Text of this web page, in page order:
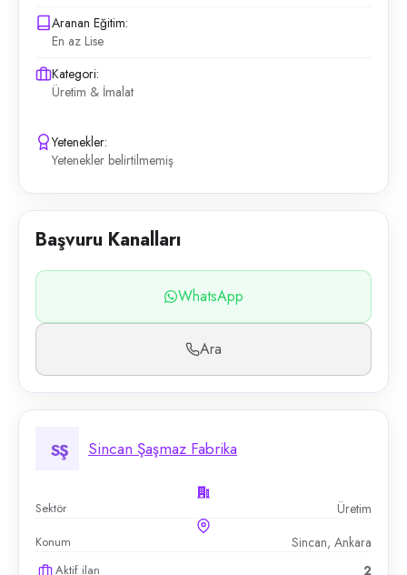
Aranan Eğitim:
En az Lise
Kategori:
Üretim & İmalat
Yetenekler:
Yetenekler belirtilmemiş
Başvuru Kanalları
WhatsApp
Ara
SŞ Sincan Şaşmaz Fabrika
Sektör Üretim
Konum Sincan, Ankara
Aktif ilan 2